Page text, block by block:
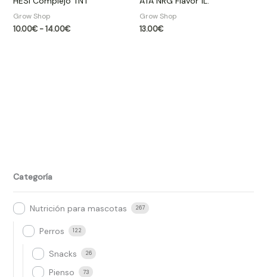
Grow Shop​
10.00€ - 14.00€
Grow Shop​
13.00€
Categoría
Nutrición para mascotas 267
Perros 122
Snacks 26
Pienso 73